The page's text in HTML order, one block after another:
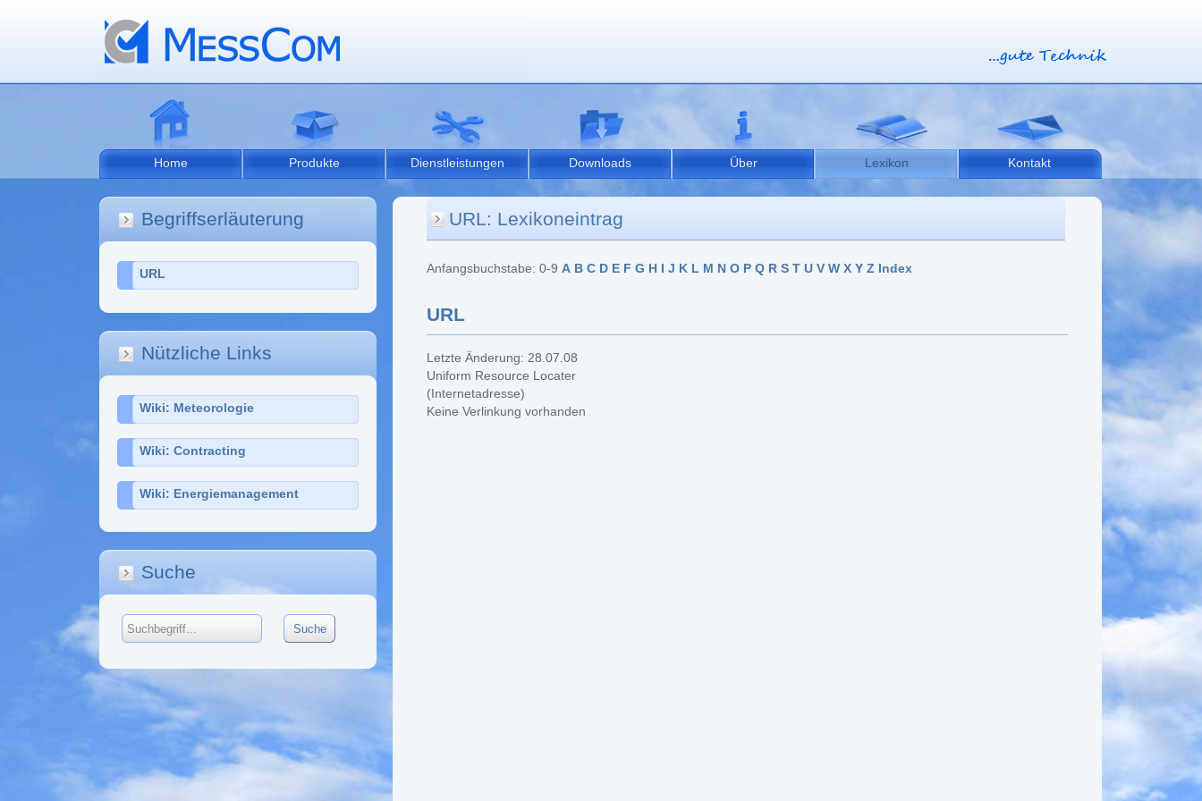
Home Produkte Dienstleistungen Downloads Über Lexikon Kontakt
Begriffserläuterung
URL
Nützliche Links
Wiki: Meteorologie
Wiki: Contracting
Wiki: Energiemanagement
Suche
URL: Lexikoneintrag
Anfangsbuchstabe: 0-9 A B C D E F G H I J K L M N O P Q R S T U V W X Y Z Index
URL
Letzte Änderung: 28.07.08
Uniform Resource Locater
(Internetadresse)
Keine Verlinkung vorhanden